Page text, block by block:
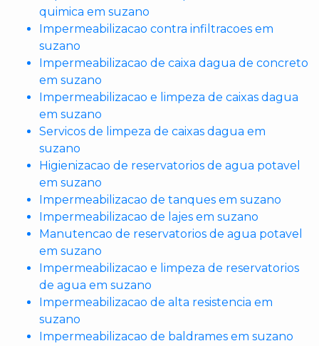
quimica em suzano
Impermeabilizacao contra infiltracoes em
suzano
Impermeabilizacao de caixa dagua de concreto
em suzano
Impermeabilizacao e limpeza de caixas dagua
em suzano
Servicos de limpeza de caixas dagua em
suzano
Higienizacao de reservatorios de agua potavel
em suzano
Impermeabilizacao de tanques em suzano
Impermeabilizacao de lajes em suzano
Manutencao de reservatorios de agua potavel
em suzano
Impermeabilizacao e limpeza de reservatorios
de agua em suzano
Impermeabilizacao de alta resistencia em
suzano
Impermeabilizacao de baldrames em suzano